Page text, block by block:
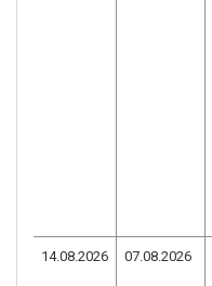
14.08.2026 07.08.2026